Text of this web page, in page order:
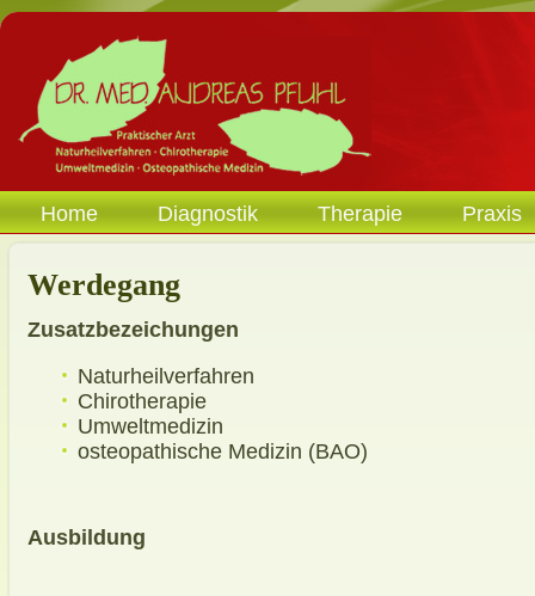
Home Diagnostik Therapie Praxis
Werdegang
Zusatzbezeichungen
Naturheilverfahren
Chirotherapie
Umweltmedizin
osteopathische Medizin (BAO)
Ausbildung